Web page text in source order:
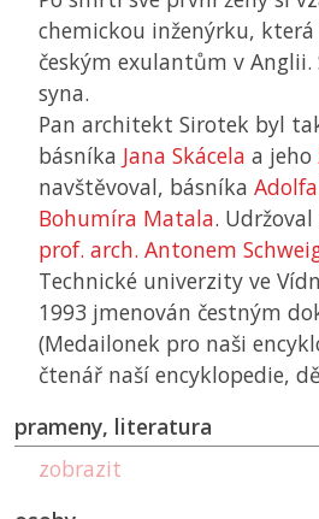
chemickou inženýrku,
českým exulantům v
syna.
Pan architekt Sirotek byl
básníka Jana Skácela a jeho
navštěvoval, básníka
Bohumíra Matala.
prof. arch. Antonem
Technické univerzity ve
1993 jmenován čestným
(Medailonek pro naši
čtenář naší encyklopedie,
prameny, literatura
zobrazit